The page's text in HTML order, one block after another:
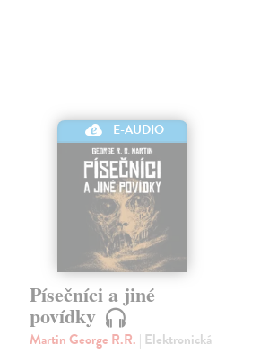
E-AUDIO
Písečníci a jiné
povídky
Martin George R.R. | Elektronická